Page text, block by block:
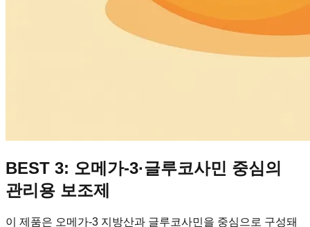
BEST 3: 오메가-3·글루코사민 중심의
관리용 보조제
이 제품은 오메가-3 지방산과 글루코사민을 중심으로 구성돼